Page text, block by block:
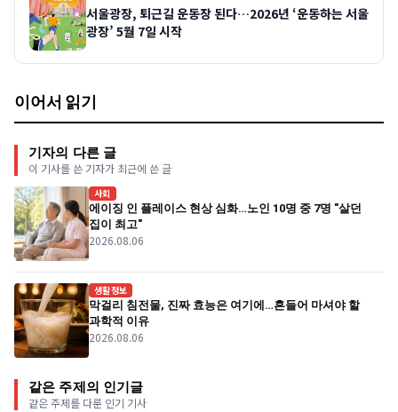
서울광장, 퇴근길 운동장 된다…2026년 ‘운동하는 서울
광장’ 5월 7일 시작
이어서 읽기
기자의 다른 글
이 기사를 쓴 기자가 최근에 쓴 글
사회
에이징 인 플레이스 현상 심화…노인 10명 중 7명 "살던
집이 최고"
2026.08.06
생활정보
막걸리 침전물, 진짜 효능은 여기에…흔들어 마셔야 할
과학적 이유
2026.08.06
같은 주제의 인기글
같은 주제를 다룬 인기 기사